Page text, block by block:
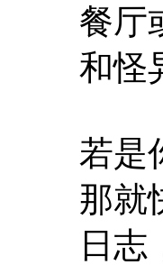
餐厅
和怪
若是
那就
日志